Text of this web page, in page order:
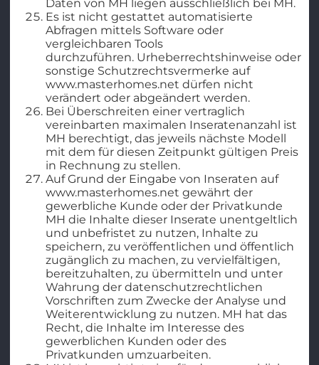
Daten von MH liegen ausschließlich bei MH.
Es ist nicht gestattet automatisierte
Abfragen mittels Software oder
vergleichbaren Tools
durchzuführen. Urheberrechtshinweise oder
sonstige Schutzrechtsvermerke auf
www.masterhomes.net dürfen nicht
verändert oder abgeändert werden.
Bei Überschreiten einer vertraglich
vereinbarten maximalen Inseratenanzahl ist
MH berechtigt, das jeweils nächste Modell
mit dem für diesen Zeitpunkt gültigen Preis
in Rechnung zu stellen.
Auf Grund der Eingabe von Inseraten auf
www.masterhomes.net gewährt der
gewerbliche Kunde oder der Privatkunde
MH die Inhalte dieser Inserate unentgeltlich
und unbefristet zu nutzen, Inhalte zu
speichern, zu veröffentlichen und öffentlich
zugänglich zu machen, zu vervielfältigen,
bereitzuhalten, zu übermitteln und unter
Wahrung der datenschutzrechtlichen
Vorschriften zum Zwecke der Analyse und
Weiterentwicklung zu nutzen. MH hat das
Recht, die Inhalte im Interesse des
gewerblichen Kunden oder des
Privatkunden umzuarbeiten.